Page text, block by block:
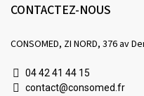
CONTACTEZ-NOUS
CONSOMED, ZI NORD, 376 av
04 42 41 44 15
contact@consomed.fr